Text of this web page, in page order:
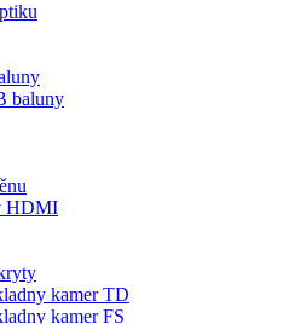
baluny
HDMI
kamer TD
kamer FS